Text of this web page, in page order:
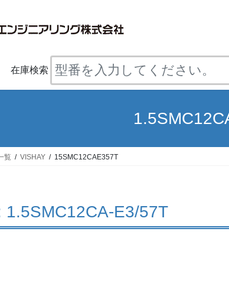
在庫検索
覧 VISHAY 15SMC12CAE357T
1.5SMC12CA-E3/57T